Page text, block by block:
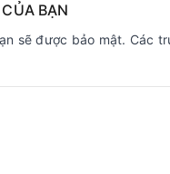
BẠN
sẽ được bảo mật. Các